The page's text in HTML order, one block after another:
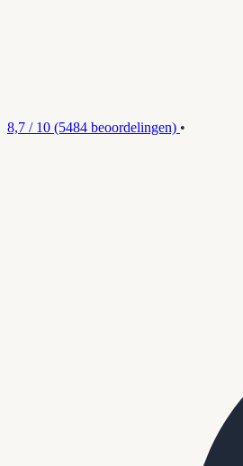
8,7 / 10 (5484 beoordelingen) •